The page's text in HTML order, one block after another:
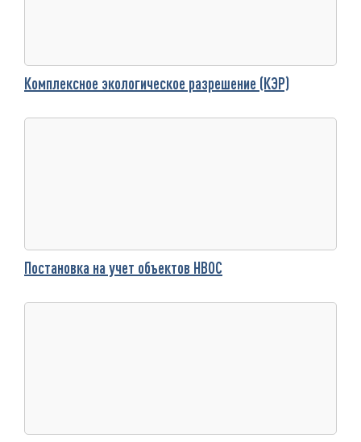
Комплексное экологическое разрешение (КЭР)
Постановка на учет объектов НВОС